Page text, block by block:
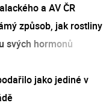
a AV ČR
způsob, jak rostliny
svých hormonů
jako jediné v